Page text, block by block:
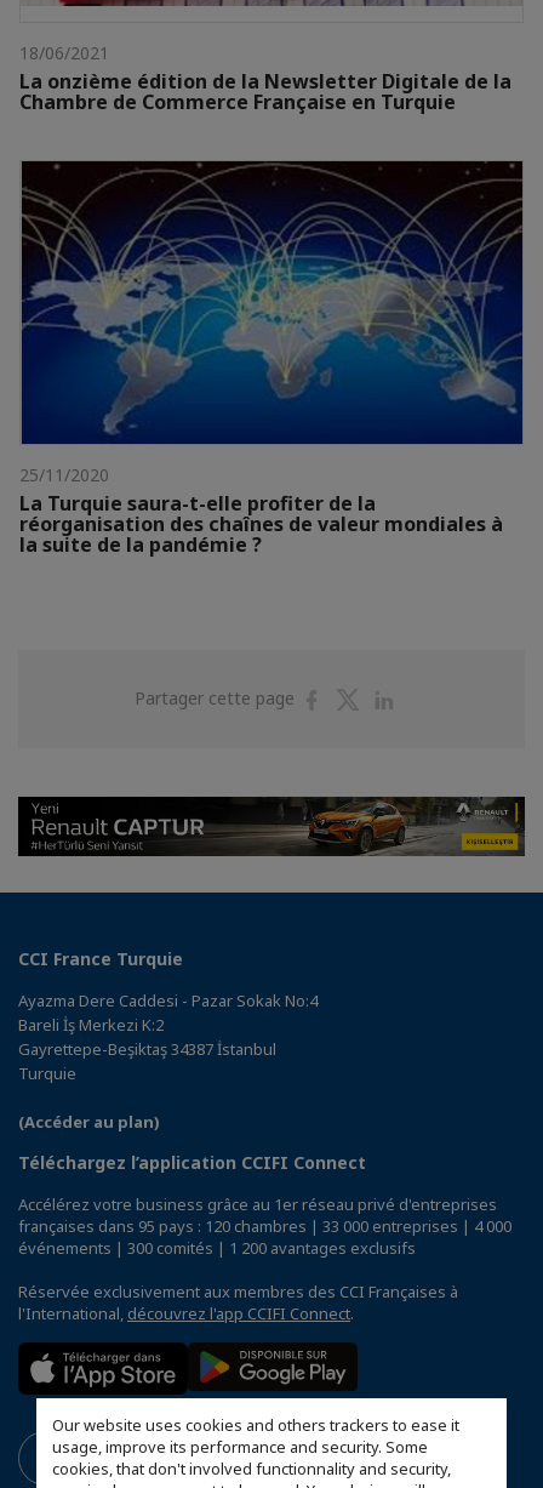
Our website uses cookies and others trackers to ease it
usage, improve its performance and security. Some
cookies, that don't involved functionnality and security,
18/06/2021
La onzième édition de la Newsletter Digitale de la
Chambre de Commerce Française en Turquie
25/11/2020
La Turquie saura-t-elle profiter de la
réorganisation des chaînes de valeur mondiales à
la suite de la pandémie ?
Partager cette page
PartagerPartager
CCI France Turquie
Ayazma Dere Caddesi - Pazar Sokak No:4
Bareli İş Merkezi K:2
Gayrettepe-Beşiktaş 34387 İstanbul
Turquie
(Accéder au plan)
Téléchargez l’application CCIFI Connect
Accélérez votre business grâce au 1er réseau privé d'entreprises
françaises dans 95 pays : 120 chambres | 33 000 entreprises | 4 000
événements | 300 comités | 1 200 avantages exclusifs
Réservée exclusivement aux membres des CCI Françaises à
l'International, découvrez l'app CCIFI Connect.